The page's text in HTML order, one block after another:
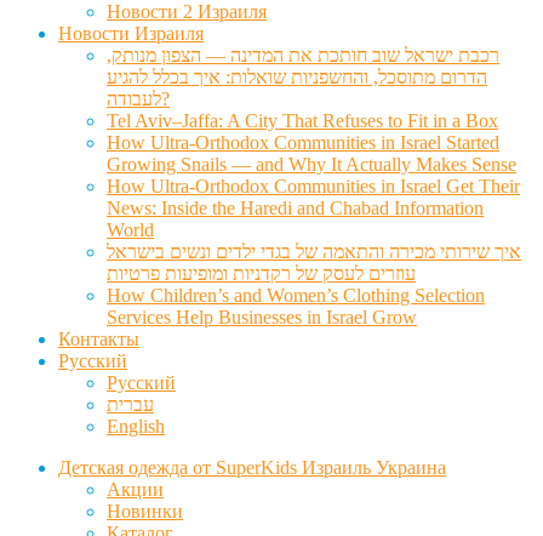
Новости 2 Израиля
Новости Израиля
רכבת ישראל שוב חותכת את המדינה — הצפון מנותק,
הדרום מתוסכל, והחשפניות שואלות: איך בכלל להגיע
לעבודה?
Tel Aviv–Jaffa: A City That Refuses to Fit in a Box
How Ultra-Orthodox Communities in Israel Started
Growing Snails — and Why It Actually Makes Sense
How Ultra-Orthodox Communities in Israel Get Their
News: Inside the Haredi and Chabad Information
World
איך שירותי מכירה והתאמה של בגדי ילדים ונשים בישראל
עוזרים לעסק של רקדניות ומופיעות פרטיות
How Children’s and Women’s Clothing Selection
Services Help Businesses in Israel Grow
Контакты
Русский
Русский
עברית
English
Детская одежда от SuperKids Израиль Украина
Акции
Новинки